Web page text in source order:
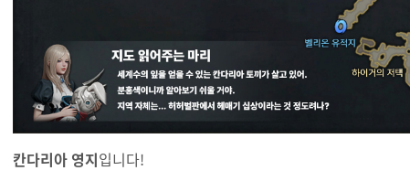
칸다리아 영지입니다!